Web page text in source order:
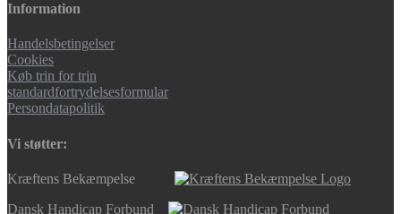
Information
Handelsbetingelser
Cookies
Køb trin for trin
standardfortrydelsesformular
Persondatapolitik
Vi støtter:
Kræftens Bekæmpelse
Dansk Handicap Forbund